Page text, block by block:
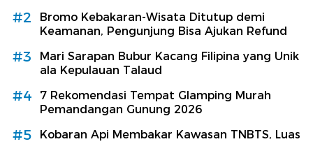
#2
Bromo Kebakaran-Wisata Ditutup demi
Keamanan, Pengunjung Bisa Ajukan Refund
#3
Mari Sarapan Bubur Kacang Filipina yang Unik
ala Kepulauan Talaud
#4
7 Rekomendasi Tempat Glamping Murah
Pemandangan Gunung 2026
#5
Kobaran Api Membakar Kawasan TNBTS, Luas